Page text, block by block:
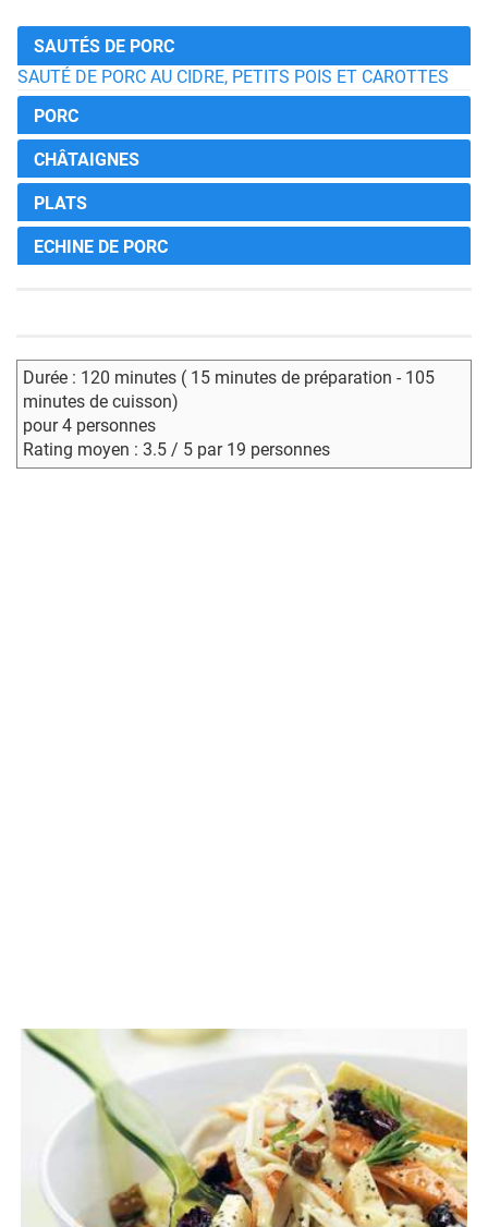
SAUTÉS DE PORC
SAUTÉ DE PORC AU CIDRE, PETITS POIS ET CAROTTES
PORC
CHÂTAIGNES
PLATS
ECHINE DE PORC
Durée : 120 minutes ( 15 minutes de préparation - 105
minutes de cuisson)
pour 4 personnes
Rating moyen : 3.5 / 5 par 19 personnes